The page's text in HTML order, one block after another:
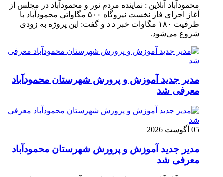
محمودآباد آنلاین : نماینده مردم نور و محمودآباد در مجلس از
آغاز اجرای فاز نخست نیروگاه ۵۰۰ مگاواتی محمودآباد با
ظرفیت ۱۸۰ مگاوات خبر داد و گفت: این پروژه به زودی
شروع می‌شود.
مدیر جدید آموزش و پرورش شهرستان محمودآباد
معرفی شد
05 آگوست 2026
مدیر جدید آموزش و پرورش شهرستان محمودآباد
معرفی شد